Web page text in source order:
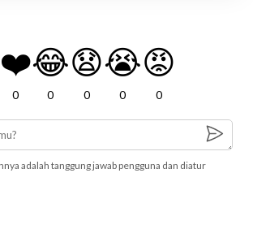
❤️
0
😂
0
😧
0
😭
0
😡
0
adalah tanggung jawab pengguna dan diatur